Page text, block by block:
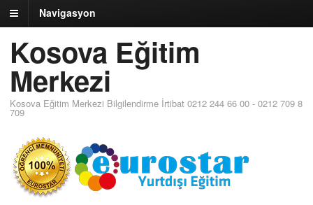
Navigasyon
Kosova Eğitim
Merkezi
Kosova Eğitim Merkezi Bilgilendirme İrtibat 0212 244 66 00 - 0212 709 8
709